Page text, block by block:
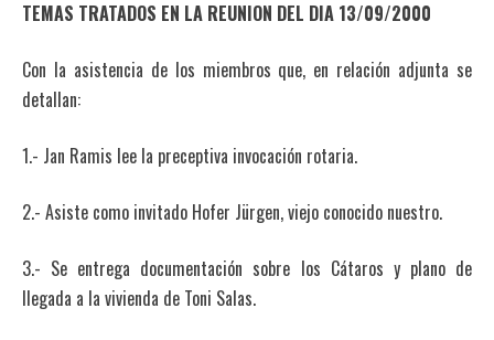
TEMAS TRATADOS EN LA REUNION DEL DIA 13/09/2000
Con la asistencia de los miembros que, en relación adjunta se
detallan:
1.- Jan Ramis lee la preceptiva invocación rotaria.
2.- Asiste como invitado Hofer Jürgen, viejo conocido nuestro.
3.- Se entrega documentación sobre los Cátaros y plano de
llegada a la vivienda de Toni Salas.